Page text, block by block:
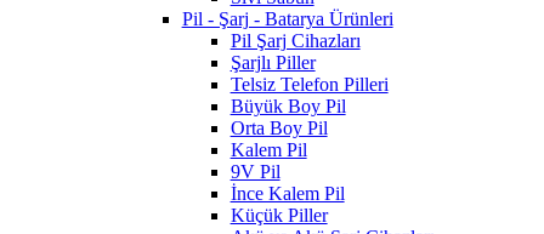
Pil - Şarj - Batarya Ürünleri
Pil Şarj Cihazları
Şarjlı Piller
Telsiz Telefon Pilleri
Büyük Boy Pil
Orta Boy Pil
Kalem Pil
9V Pil
İnce Kalem Pil
Küçük Piller